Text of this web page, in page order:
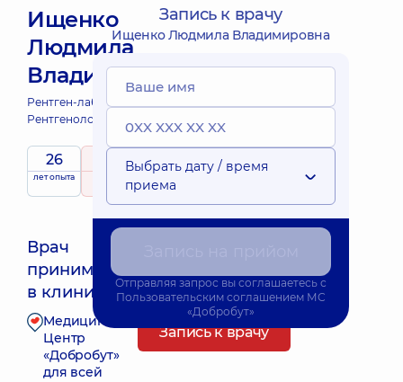
Ищенко
Людмила
Владимировна
Рентген-лаборант;
Рентгенолог;
26
лет опыта
5 / 5
на основе
28 отзывов
Врач
принимает
в клинике
Ближайшее время приема: Завтра о 09:15
Медицинский
Центр
«Добробут»
для всей
Запись к врачу
Запись к врачу
Ищенко Людмила Владимировна
Выбрать дату / время
приема
Отправляя запрос вы соглашаетесь с
Пользовательским соглашением МС
«Добробут»